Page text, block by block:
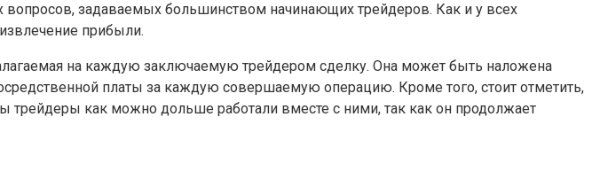
задаваемых большинством начинающих трейдеров. Как и у всех
прибыли.
на каждую заключаемую трейдером сделку. Она может быть наложена
платы за каждую совершаемую операцию. Кроме того, стоит отметить,
трейдеры как можно дольше работали вместе с ними, так как он продолжает